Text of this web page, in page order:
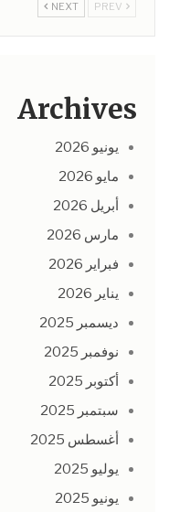
NEXT
Archives
يونيو 2026
مايو 2026
أبريل 2026
مارس 2026
فبراير 2026
يناير 2026
ديسمبر 2025
نوفمبر 2025
أكتوبر 2025
سبتمبر 2025
أغسطس 2025
يوليو 2025
يونيو 2025